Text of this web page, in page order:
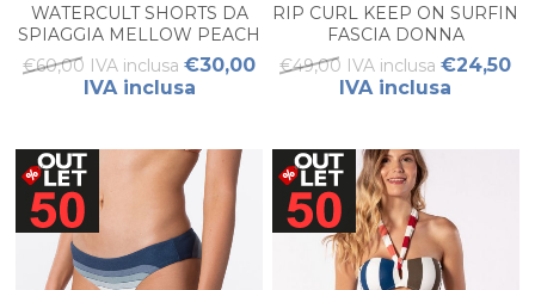
WATERCULT SHORTS DA
SPIAGGIA MELLOW PEACH
€60,00 IVA inclusa €30,00
IVA inclusa
RIP CURL KEEP ON SURFIN
FASCIA DONNA
€49,00 IVA inclusa €24,50
IVA inclusa